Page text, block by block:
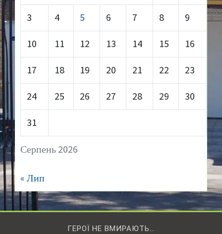
Серпень 2026
3 4 5 6 7 8 9
10 11 12 13 14 15 16
17 18 19 20 21 22 23
24 25 26 27 28 29 30
31
« Лип
ГЕРОЇ НЕ ВМИРАЮТЬ…